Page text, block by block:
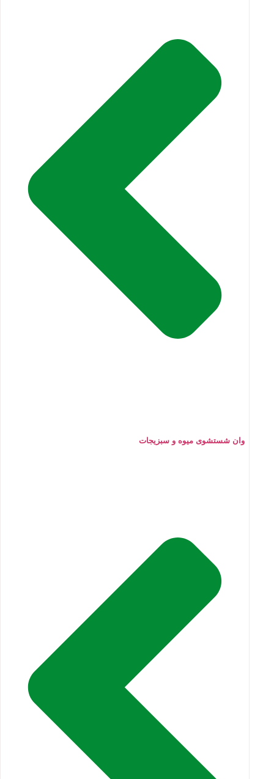
وان شستشوی میوه و سبزیجات